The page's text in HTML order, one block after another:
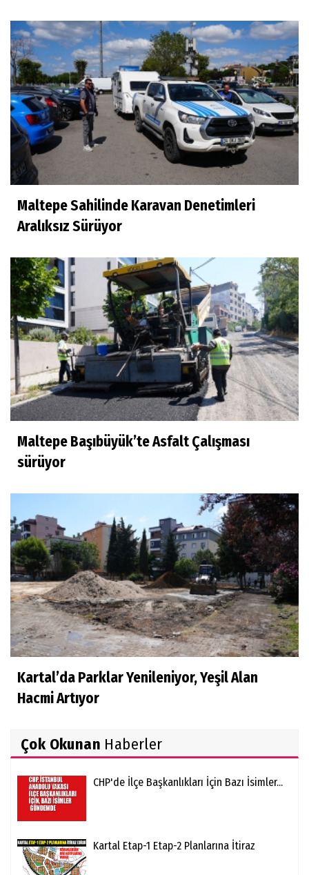
Maltepe Sahilinde Karavan Denetimleri
Aralıksız Sürüyor
Maltepe Başıbüyük’te Asfalt Çalışması
sürüyor
Kartal’da Parklar Yenileniyor, Yeşil Alan
Hacmi Artıyor
Çok Okunan Haberler
CHP'de İlçe Başkanlıkları İçin Bazı İsimler...
Kartal Etap-1 Etap-2 Planlarına İtiraz